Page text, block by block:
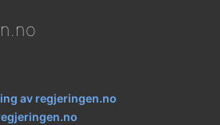
av regjeringen.no